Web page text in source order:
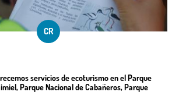
CR
servicios de ecoturismo en el Parque
Parque Nacional de Cabañeros, Parque